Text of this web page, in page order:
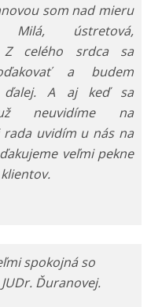
som nad mieru
Milá, ústretová,
Z celého srdca sa
a budem
ďalej. A aj keď sa
neuvidíme na
uvidím u nás na
veľmi pekne
spokojná so
Ďuranovej.